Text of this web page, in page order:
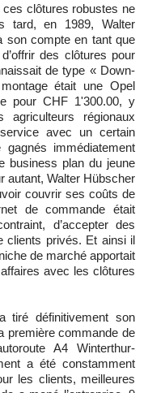
clôtures robustes ne
tard, en 1989, Walter
son compte en tant que
des clôtures pour
de type « Down-
était une Opel
pour CHF 1'300.00, y
régionaux
avec un certain
immédiatement
business plan du jeune
autant, Walter Hübscher
couvrir ses coûts de
de commande était
d’accepter des
clients privés. Et ainsi il
de marché apportait
avec les clôtures
tiré définitivement son
première commande de
A4 Winterthur-
a été constamment
les clients, meilleures